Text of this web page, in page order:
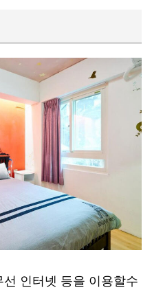
인터넷 등을 이용할수